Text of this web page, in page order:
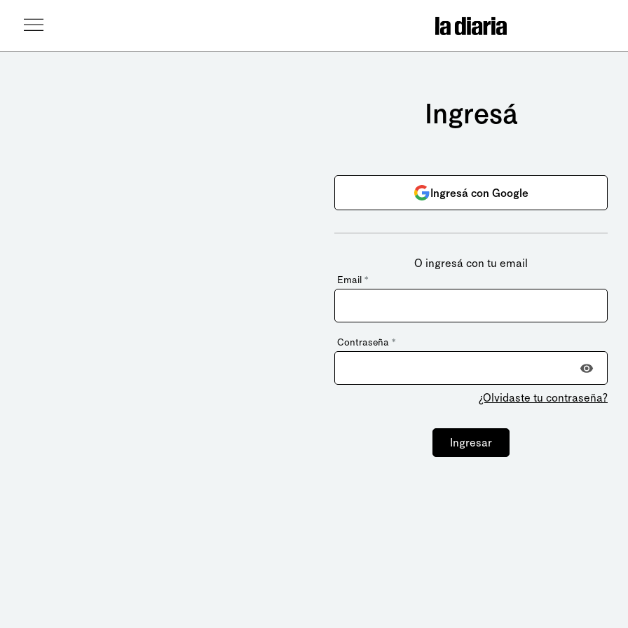
Ingresá
Ingresá con Google
O ingresá con tu email
Email *
Contraseña *
¿Olvidaste tu contraseña?
Ingresar